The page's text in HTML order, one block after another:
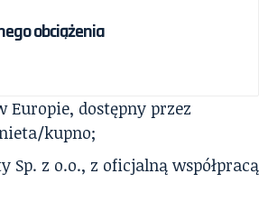
obciążenia
dostępny przez
kupno;
z o.o., z oficjalną współpracą